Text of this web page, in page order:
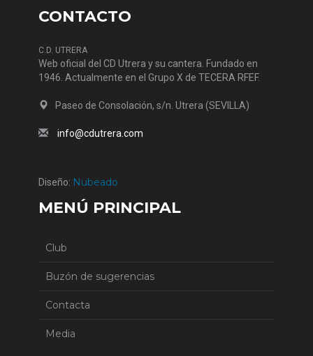
CONTACTO
C.D. UTRERA
Web oficial del CD Utrera y su cantera. Fundado en
1946. Actualmente en el Grupo X de TECERA RFEF.
Paseo de Consolación, s/n. Utrera (SEVILLA)
info@cdutrera.com
Diseño: Nubeado
MENÚ PRINCIPAL
Club
Buzón de sugerencias
Contacta
Media